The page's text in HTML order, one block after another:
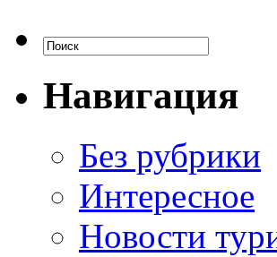
Навигация
Без рубрики
Интересное
Новости